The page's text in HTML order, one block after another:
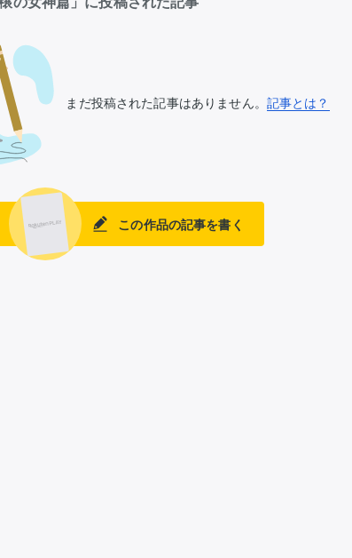
まだ投稿された記事はありません。 記事とは？
この作品の記事を書く